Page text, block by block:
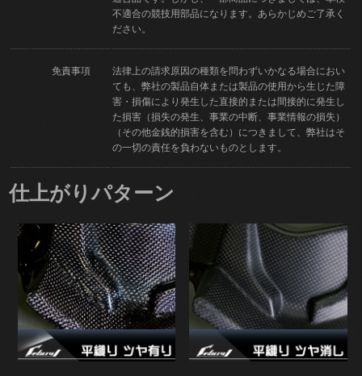
不適合の競技用部品になります。あらかじめご了承く
ださい。
免責事項
法律上の請求原因の種類を問わずいかなる場合におい
ても、弊社の製品自体または製品の使用から生じた障
害・損傷により発生した直接的または間接的に発生し
た損害（損失の発生、事業の中断、事業情報の損失）
（その他金銭的損害を含む）につきまして、弊社はそ
の一切の責任を負わないものとします。
仕上がりパターン